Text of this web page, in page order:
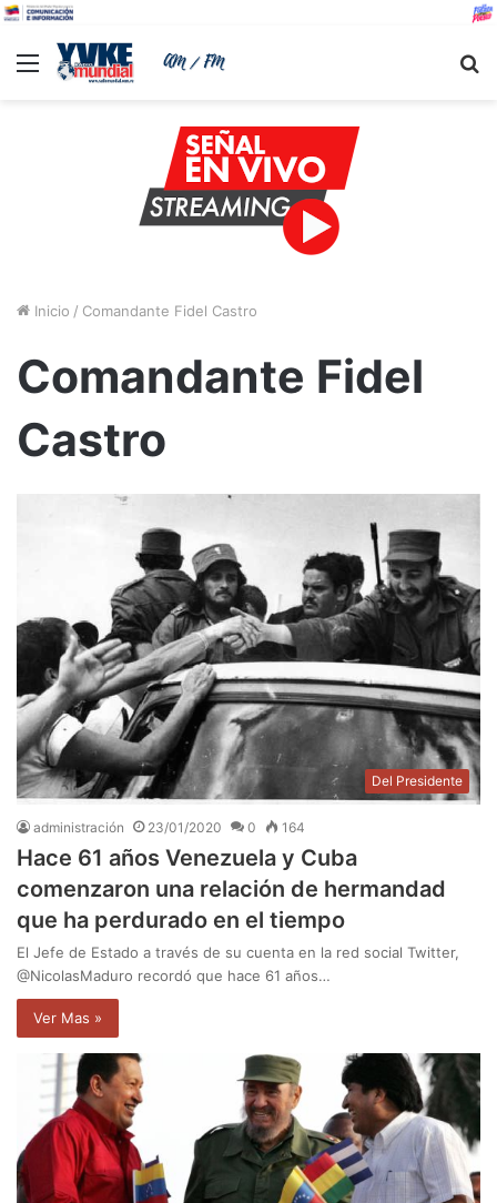
Menu
Inicio / Comandante Fidel Castro
Comandante Fidel
Castro
Del Presidente
administración 23/01/2020 0 164
Hace 61 años Venezuela y Cuba
comenzaron una relación de hermandad
que ha perdurado en el tiempo
El Jefe de Estado a través de su cuenta en la red social Twitter,
@NicolasMaduro recordó que hace 61 años…
Ver Mas »